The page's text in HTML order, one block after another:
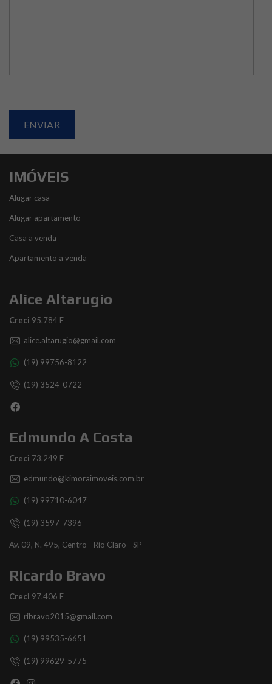
IMÓVEIS
Alugar casa
Alugar apartamento
Casa a venda
Apartamento a venda
Alice Altarugio
Creci 95.784 F
alice.altarugio@gmail.com
(19) 99756-8122
(19) 3524-0722
Edmundo A Costa
Creci 73.249 F
edmundo@kimoraimoveis.com.br
(19) 99710-6047
(19) 3597-7396
Av. 09, N. 495, Centro - Rio Claro - SP
Ricardo Bravo
Creci 97.406 F
ribravo2015@gmail.com
(19) 99535-6651
(19) 99629-5775